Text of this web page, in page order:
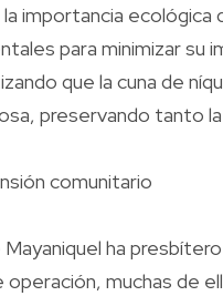
importancia ecológica
para minimizar su
que la cuna de
preservando tanto
comunitario
ha
muchas de